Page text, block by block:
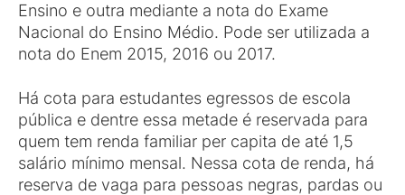
Ensino e outra mediante a nota do Exame
Nacional do Ensino Médio. Pode ser utilizada a
nota do Enem 2015, 2016 ou 2017.
Há cota para estudantes egressos de escola
pública e dentre essa metade é reservada para
quem tem renda familiar per capita de até 1,5
salário mínimo mensal. Nessa cota de renda, há
reserva de vaga para pessoas negras, pardas ou